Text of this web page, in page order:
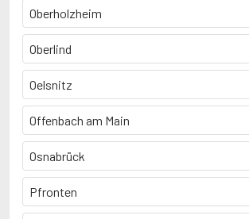
Oberholzheim
Oberlind
Oelsnitz
Offenbach am Main
Osnabrück
Pfronten